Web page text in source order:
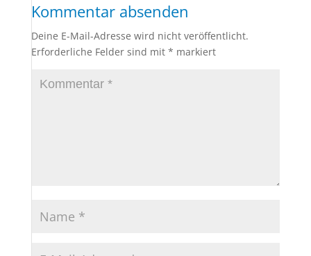
Kommentar absenden
Deine E-Mail-Adresse wird nicht veröffentlicht.
Erforderliche Felder sind mit * markiert